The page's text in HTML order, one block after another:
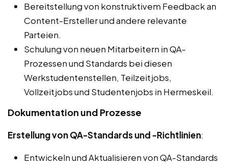
Bereitstellung von konstruktivem Feedback an
Content-Ersteller und andere relevante
Parteien.
Schulung von neuen Mitarbeitern in QA-
Prozessen und Standards bei diesen
Werkstudentenstellen, Teilzeitjobs,
Vollzeitjobs und Studentenjobs in Hermeskeil.
Dokumentation und Prozesse
Erstellung von QA-Standards und -Richtlinien:
Entwickeln und Aktualisieren von QA-Standards